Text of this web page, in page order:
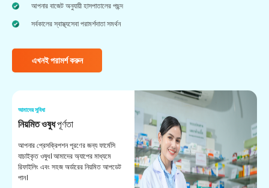
আপনার বাজেট অনুযায়ী হাসপাতালের পছন্দ
সর্বকালের স্বাস্থ্যসেবা পরামর্শদাতা সমর্থন
এখনই পরামর্শ করুন
আমাদের সুবিধা
নিয়মিত ওষুধপূর্ণতা
আপনার প্রেসক্রিপশন পূরণের জন্য ফার্মেসি
যাচাইকৃত ওষুধ। আমাদের অ্যাপের মাধ্যমে
রিফাইলিং এবং সহজ অর্ডারের নিয়মিত আপডেট
পান।